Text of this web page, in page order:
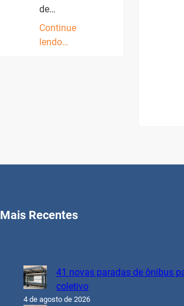
de…
Continue
lendo…
Mais Recentes
41 novas paradas de ônibus
coletivo
4 de agosto de 2026